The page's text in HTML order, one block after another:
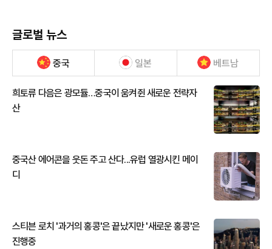
글로벌 뉴스
중국 일본 베트남
희토류 다음은 광모듈…중국이 움켜쥔 새로운 전략자
산
중국산 에어콘을 웃돈 주고 산다...유럽 열광시킨 메이
디
스티븐 로치 '과거의 홍콩'은 끝났지만 '새로운 홍콩'은
진행중